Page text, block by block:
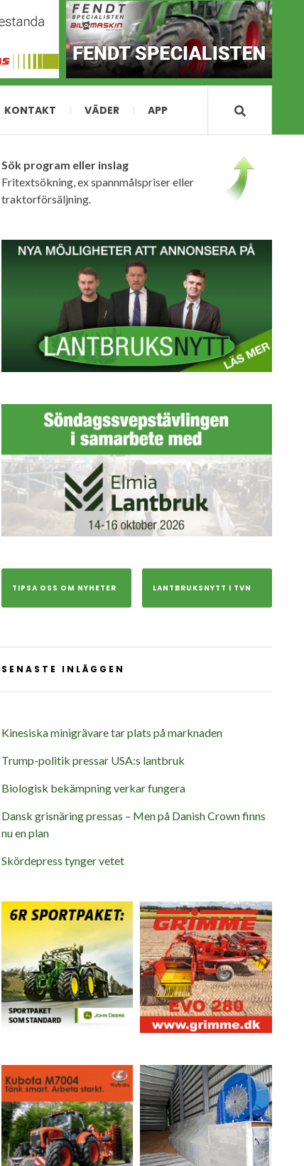
KONTAKT VÄDER APP
Sök program eller inslag
Fritextsökning, ex spannmålspriser eller
traktorförsäljning.
TIPSA OSS OM NYHETER LANTBRUKSNYTT I TVN
SENASTE INLÄGGEN
Kinesiska minigrävare tar plats på marknaden
Trump-politik pressar USA:s lantbruk
Biologisk bekämpning verkar fungera
Dansk grisnäring pressas – Men på Danish Crown finns
nu en plan
Skördepress tynger vetet